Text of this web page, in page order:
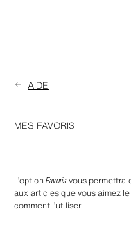
AIDE
MES FAVORIS
L’option Favoris vous permettra
aux articles que vous aimez
comment l’utiliser.